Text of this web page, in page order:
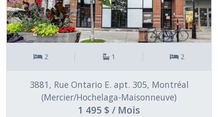
2 1 2
3881, Rue Ontario E. apt. 305, Montréal
(Mercier/Hochelaga-Maisonneuve)
1 495 $ / Mois